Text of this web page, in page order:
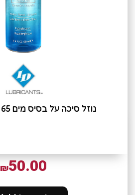
נוזל סיכה על בסיס מים 65 מ"ל ID Glide
₪50.00